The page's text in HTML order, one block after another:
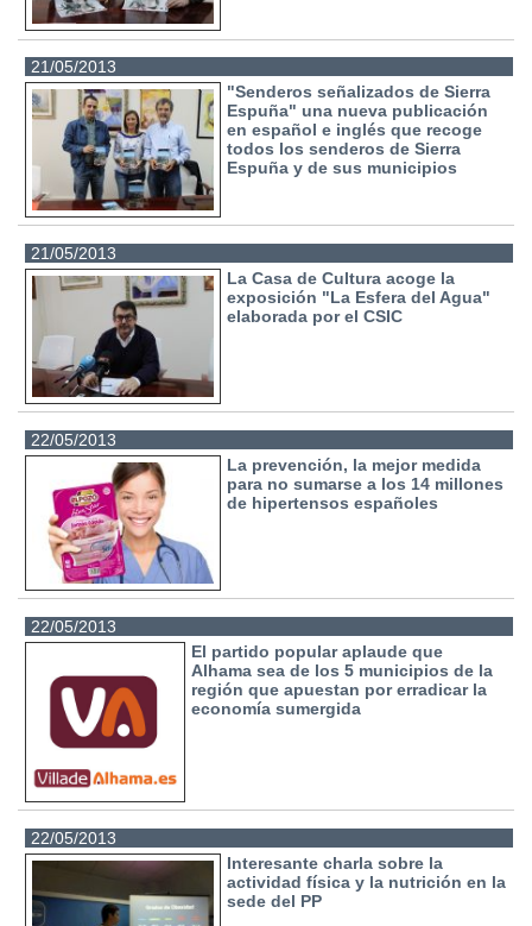
21/05/2013
"Senderos señalizados de Sierra
Espuña" una nueva publicación
en español e inglés que recoge
todos los senderos de Sierra
Espuña y de sus municipios
21/05/2013
La Casa de Cultura acoge la
exposición "La Esfera del Agua"
elaborada por el CSIC
22/05/2013
La prevención, la mejor medida
para no sumarse a los 14 millones
de hipertensos españoles
22/05/2013
El partido popular aplaude que
Alhama sea de los 5 municipios de la
región que apuestan por erradicar la
economía sumergida
22/05/2013
Interesante charla sobre la
actividad física y la nutrición en la
sede del PP